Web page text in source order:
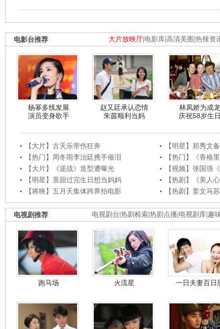
大片放映厅 电影库 高清美图 热辣资
电影台推荐
杨幂多线发展
演员变身歌手
赵又廷承认恋情
朱茵顺利当妈
林凤娇为成龙
庆祝58岁生
【大片】古天乐带伤狂奔
【明星】郑秀文
【热门】周冬雨李治廷携手催泪
【热门】《香格
【大片】《逆战》造型遭曝光
【视频】张国强
【明星】景甜过完生日想当妈妈
【热剧】《美人
【将映】五月天集体跨界拍电影
【热剧】姜文马
电视剧台 热剧检索 热剧点播 电视剧库 趣
电视剧推荐
跑马场 火流星 一日夫妻百日